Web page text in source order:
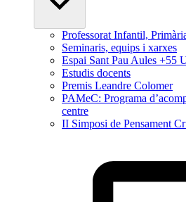
Professorat Infantil,
Seminaris, equips i xarxes
Espai Sant Pau Aules +55
Estudis docents
Premis Leandre Colomer
PAMeC: Programa
centre
II Simposi de Pensament